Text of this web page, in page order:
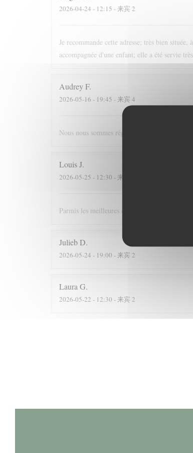
2026-04-24 - 12:15 - 来宾 2
Je recommande cette adresse; très bien
accompagnée d'une enfant; elle a été servie
AudreyF
2026-05-16 - 19:45 - 来宾 4
Nous nous sommes régalés, joli restaurant,
LouisJ
2026-05-25 - 12:30 - 来宾 3
Parmis les meilleures crèpes de Versailles!
JuliebD
2026-05-24 - 19:00 - 来宾 2
Laura G
2026-05-22 - 12:30 - 来宾 2